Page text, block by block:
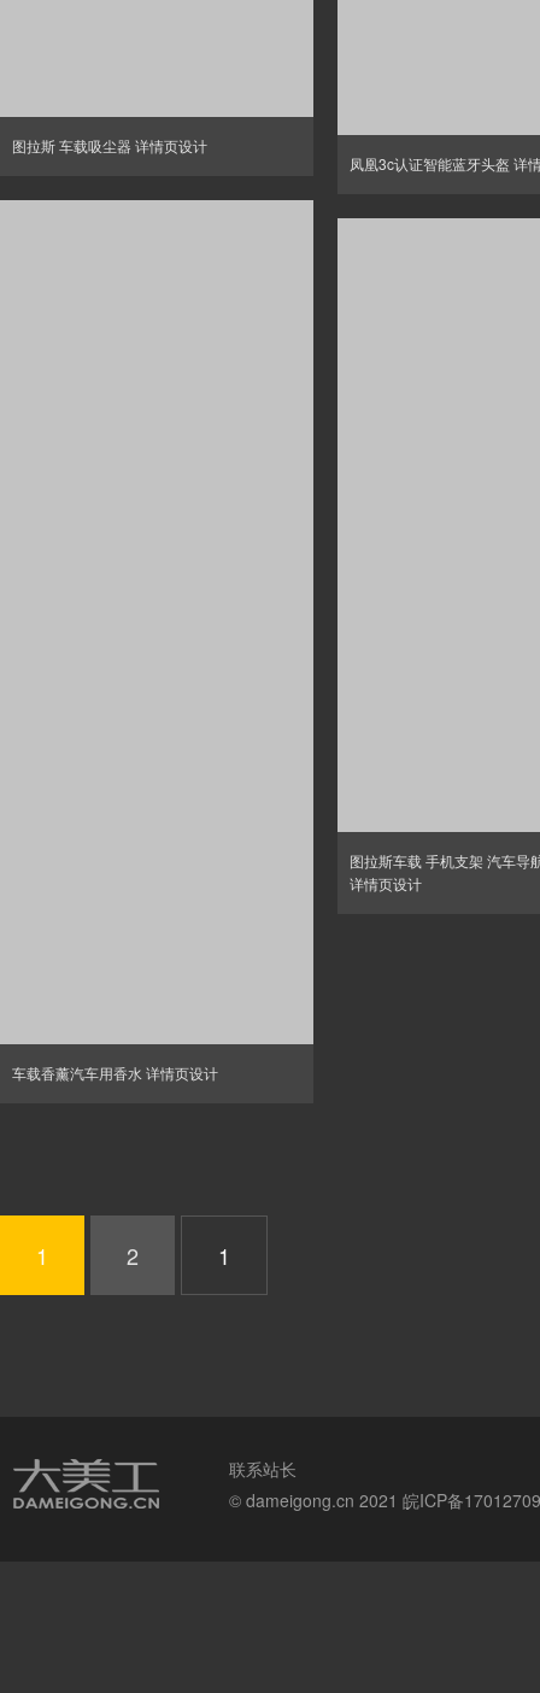
凤凰3c认证智能蓝牙头盔 详
图拉斯 车载吸尘器 详情页设计
车载香薰汽车用香水 详情页设计
图拉斯车载 手机支架 汽车导
详情页设计
1 2
联系站长
© dameigong.cn 2021 皖ICP备